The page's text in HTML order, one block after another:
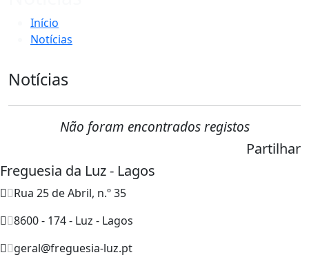
Início
Notícias
Notícias
Não foram encontrados registos
Partilhar
Freguesia da Luz - Lagos
Rua 25 de Abril, n.º 35
8600 - 174 - Luz - Lagos
geral@freguesia-luz.pt